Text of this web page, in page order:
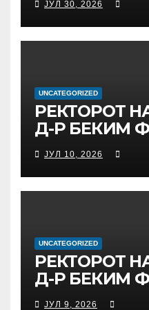
ТЕРЕЗА“ ВО
ПРЕДВОДИ
ДИГИТАЛНО
ГЛОБАЛНО
ЈУЛ 30, 2026
UNCATEGORIZED
РЕКТОРОТ
Д-Р БЕКИМ
ПРЕЧЕКА НА
СРЕДБА
ДИРЕКТОР
Д-Р БУРИМ
ЈУЛ 10, 2026
UNCATEGORIZED
РЕКТОРОТ
Д-Р БЕКИМ
ОДРЖА
ЈУЛ 9, 2026